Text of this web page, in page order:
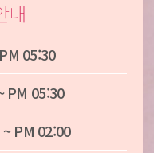
내
05:30
PM 05:30
PM 02:00